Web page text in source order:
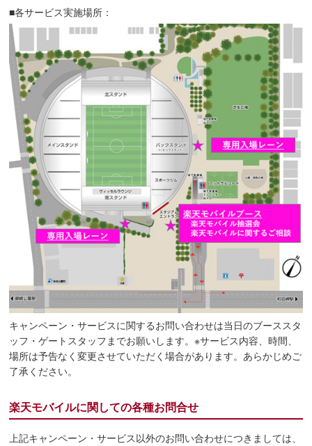
■各サービス実施場所：
キャンペーン・サービスに関するお問い合わせは当日のブーススタ
ッフ・ゲートスタッフまでお願いします。※サービス内容、時間、
場所は予告なく変更させていただく場合があります。あらかじめご
了承ください。
楽天モバイルに関しての各種お問合せ
上記キャンペーン・サービス以外のお問い合わせにつきましては、